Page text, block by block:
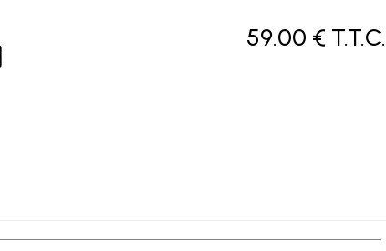
59.00 € T.T.C.